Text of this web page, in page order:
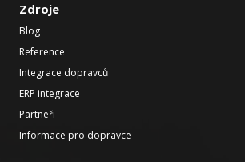
Zdroje
Blog
Reference
Integrace dopravců
ERP integrace
Partneři
Informace pro dopravce